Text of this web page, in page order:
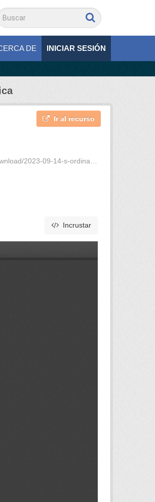
DE INICIAR SESIÓN
Ir al recurso
09-14-s-ordinaria-4-vt.pdf
Incrustar